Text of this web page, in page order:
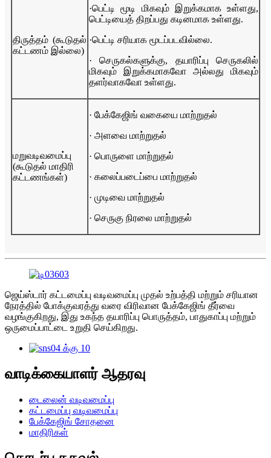
திருத்தம் (கூடுதல்
கட்டணம் இல்லை)
·பெட்டி மூடி மிகவும் இறுக்கமாக உள்ளது,
பெட்டியைத் திறப்பது கடினமாக உள்ளது.
·பெட்டி சரியாக மூடப்படவில்லை.
· செருகல்களுக்கு, தயாரிப்பு செருகலில்
மிகவும் இறுக்கமாகவோ அல்லது மிகவும்
தளர்வாகவோ உள்ளது.
மறுவடிவமைப்பு
(கூடுதல் மாதிரி
கட்டணங்கள்)
· பேக்கேஜிங் வகையை மாற்றுதல்
· அளவை மாற்றுதல்
· பொருளை மாற்றுதல்
· கலைப்படைப்பை மாற்றுதல்
· முடிவை மாற்றுதல்
· செருகு நிரலை மாற்றுதல்
ஜெய்ஸ்டார் கட்டமைப்பு வடிவமைப்பு முதல் உற்பத்தி மற்றும் சரியான
நேரத்தில் போக்குவரத்து வரை விரிவான பேக்கேஜிங் தீர்வை
வழங்குகிறது, இது உகந்த தயாரிப்பு பொருத்தம், பாதுகாப்பு மற்றும்
ஒருமைப்பாட்டை உறுதி செய்கிறது.
வாடிக்கையாளர் ஆதரவு
டைலைன் வடிவமைப்பு
கட்டமைப்பு வடிவமைப்பு
பேக்கேஜிங் சோதனை
மாதிரிகள்